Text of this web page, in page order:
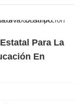
Para La
En